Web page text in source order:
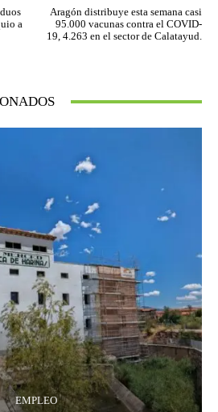
a
Aragón distribuye esta semana casi
95.000 vacunas contra el COVID-
19, 4.263 en el sector de Calatayud.
EMPLEO